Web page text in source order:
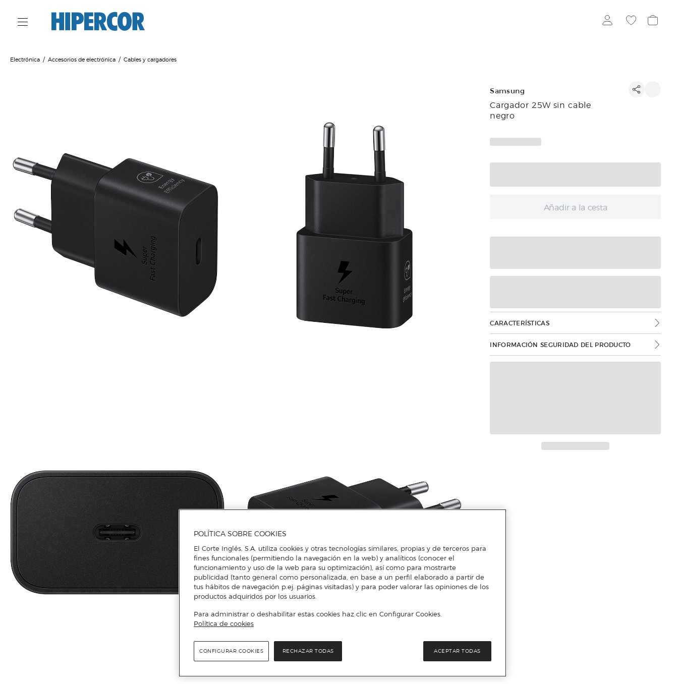
Electrónica Accesorios de electrónica Cables y cargadores
Samsung
Cargador 25W sin cable
negro
Añadir a la cesta
CARACTERÍSTICAS
INFORMACIÓN SEGURIDAD DEL PRODUCTO
POLÍTICA SOBRE COOKIES
El Corte Inglés, S.A. utiliza cookies y otras tecnologías similares, propias y de terceros para
fines funcionales (permitiendo la navegación en la web) y analíticos (conocer el
funcionamiento y uso de la web para su optimización), así como para mostrarte
publicidad (tanto general como personalizada, en base a un perfil elaborado a partir de
tus hábitos de navegación p.ej. páginas visitadas) y para poder valorar las opiniones de los
productos adquiridos por los usuarios.
Para administrar o deshabilitar estas cookies haz clic en Configurar Cookies.
Política de cookies
RECHAZAR TODAS ACEPTAR TODAS
CONFIGURAR COOKIES